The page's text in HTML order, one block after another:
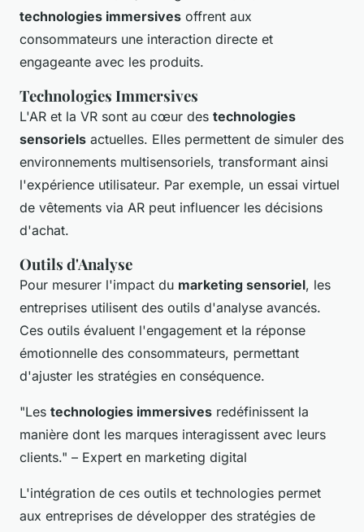
technologies immersives offrent aux
consommateurs une interaction directe et
engageante avec les produits.
Technologies Immersives
L'AR et la VR sont au cœur des technologies
sensoriels actuelles. Elles permettent de simuler des
environnements multisensoriels, transformant ainsi
l'expérience utilisateur. Par exemple, un essai virtuel
de vêtements via AR peut influencer les décisions
d'achat.
Outils d'Analyse
Pour mesurer l'impact du marketing sensoriel, les
entreprises utilisent des outils d'analyse avancés.
Ces outils évaluent l'engagement et la réponse
émotionnelle des consommateurs, permettant
d'ajuster les stratégies en conséquence.
"Les technologies immersives redéfinissent la
manière dont les marques interagissent avec leurs
clients." – Expert en marketing digital
L'intégration de ces outils et technologies permet
aux entreprises de développer des stratégies de